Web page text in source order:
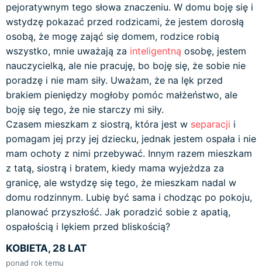
pejoratywnym tego słowa znaczeniu. W domu boję się i
wstydzę pokazać przed rodzicami, że jestem dorosłą
osobą, że mogę zająć się domem, rodzice robią
wszystko, mnie uważają za inteligentną osobę, jestem
nauczycielką, ale nie pracuję, bo boję się, że sobie nie
poradzę i nie mam siły. Uważam, że na lęk przed
brakiem pieniędzy mogłoby pomóc małżeństwo, ale
boję się tego, że nie starczy mi siły.
Czasem mieszkam z siostrą, która jest w separacji i
pomagam jej przy jej dziecku, jednak jestem ospała i nie
mam ochoty z nimi przebywać. Innym razem mieszkam
z tatą, siostrą i bratem, kiedy mama wyjeżdza za
granicę, ale wstydzę się tego, że mieszkam nadal w
domu rodzinnym. Lubię być sama i chodząc po pokoju,
planować przyszłość. Jak poradzić sobie z apatią,
ospałością i lękiem przed bliskością?
KOBIETA, 28 LAT
ponad rok temu